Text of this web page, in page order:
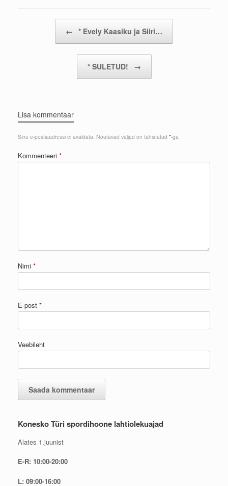
← * Evely Kaasiku ja Siiri…
* SULETUD! →
Lisa kommentaar
Sinu e-postiaadressi ei avaldata. Nõutavad väljad on tähistatud *-ga
Kommenteeri *
Nimi *
E-post *
Veebileht
Konesko Türi spordihoone lahtiolekuajad
Alates 1.juunist
E-R: 10:00-20:00
L: 09:00-16:00